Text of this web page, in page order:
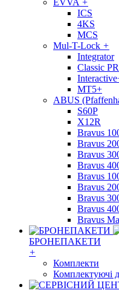
EVVA +
ICS
4KS
MCS
Mul-T-Lock +
Integrator
Classic
MT5+
ABUS
S60P
X12R
Bravus
Bravus
Bravus
Bravus
Bravus
Bravus
Bravus
Bravus
Bravus
БРОНЕПАКЕТИ
+
Комплекти
Комплектуючі